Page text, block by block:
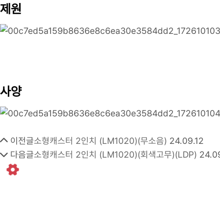
제원
사양
이전글소형캐스터 2인치 (LM1020)(무소음) 24.09.12
다음글소형캐스터 2인치 (LM1020)(회색고무)(LDP)